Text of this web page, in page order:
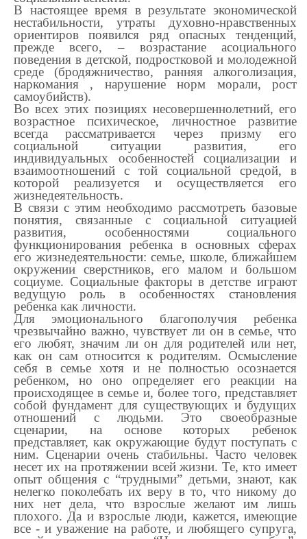
В настоящее время в результате экономической
нестабильности, утраты духовно-нравственных
ориентиров появился ряд опасных тенденций,
прежде всего, – возрастание асоциального
поведения в детской, подростковой и молодежной
среде (бродяжничество, ранняя алкоголизация,
наркомания , нарушение норм морали, рост
самоубийств).
Во всех этих позициях несовершеннолетний, его
возрастное психическое, личностное развитие
всегда рассматривается через призму его
социальной ситуации развития, его
индивидуальных особенностей социализации и
взаимоотношений с той социальной средой, в
которой реализуется и осуществляется его
жизнедеятельность.
В связи с этим необходимо рассмотреть базовые
понятия, связанные с социальной ситуацией
развития, особенностями социального
функционирования ребенка в основных сферах
его жизнедеятельности: семье, школе, ближайшем
окружении сверстников, его малом и большом
социуме. Социальные факторы в детстве играют
ведущую роль в особенностях становления
ребенка как личности.
Для эмоционального благополучия ребенка
чрезвычайно важно, чувствует ли он в семье, что
его любят, значим ли он для родителей или нет,
как он сам относится к родителям. Осмысление
себя в семье хотя и не полностью осознается
ребенком, но оно определяет его реакции на
происходящее в семье и, более того, представляет
собой фундамент для существующих и будущих
отношений с людьми. Это своеобразные
сценарии, на основе которых ребенок
представляет, как окружающие будут поступать с
ним. Сценарии очень стабильны. Часто человек
несет их на протяжении всей жизни. Те, кто имеет
опыт общения с “трудными” детьми, знают, как
нелегко поколебать их веру в то, что никому до
них нет дела, что взрослые желают им лишь
плохого. Да и взрослые люди, кажется, имеющие
все - и уважение на работе, и любящего супруга,